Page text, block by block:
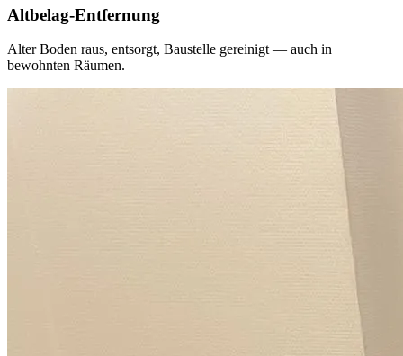
Altbelag-Entfernung
Alter Boden raus, entsorgt, Baustelle gereinigt — auch in
bewohnten Räumen.